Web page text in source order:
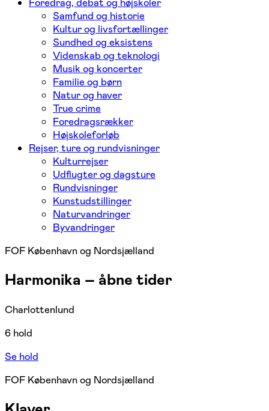
Samfund og historie
Kultur og livsfortællinger
Sundhed og eksistens
Videnskab og teknologi
Musik og koncerter
Familie og børn
Natur og haver
True crime
Foredragsrækker
Højskoleforløb
Rejser, ture og rundvisninger
Kulturrejser
Udflugter og dagsture
Rundvisninger
Kunstudstillinger
Naturvandringer
Byvandringer
FOF København og Nordsjælland
Harmonika – åbne tider
Charlottenlund
6 hold
Se hold
FOF København og Nordsjælland